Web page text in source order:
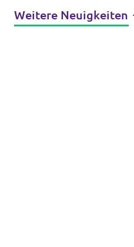
Weitere Neuigkeiten